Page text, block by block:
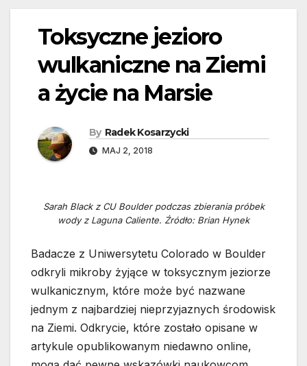
Toksyczne jezioro
wulkaniczne na Ziemi
a życie na Marsie
By Radek Kosarzycki
MAJ 2, 2018
Sarah Black z CU Boulder podczas zbierania próbek
wody z Laguna Caliente. Źródło: Brian Hynek
Badacze z Uniwersytetu Colorado w Boulder
odkryli mikroby żyjące w toksycznym jeziorze
wulkanicznym, które może być nazwane
jednym z najbardziej nieprzyjaznych środowisk
na Ziemi. Odkrycie, które zostało opisane w
artykule opublikowanym niedawno online,